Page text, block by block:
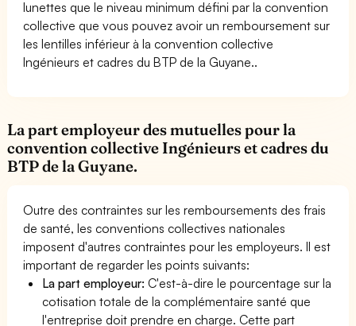
lunettes que le niveau minimum défini par la convention
collective que vous pouvez avoir un remboursement sur
les lentilles inférieur à la convention collective
Ingénieurs et cadres du BTP de la Guyane..
La part employeur des mutuelles pour la
convention collective Ingénieurs et cadres du
BTP de la Guyane.
Outre des contraintes sur les remboursements des frais
de santé, les conventions collectives nationales
imposent d'autres contraintes pour les employeurs. Il est
important de regarder les points suivants:
La part employeur: C'est-à-dire le pourcentage sur la
cotisation totale de la complémentaire santé que
l'entreprise doit prendre en charge. Cette part